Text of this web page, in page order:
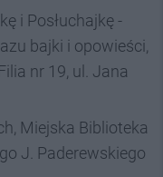
i Posłuchajkę -
bajki i opowieści,
nr 19, ul. Jana
Miejska Biblioteka
J. Paderewskiego